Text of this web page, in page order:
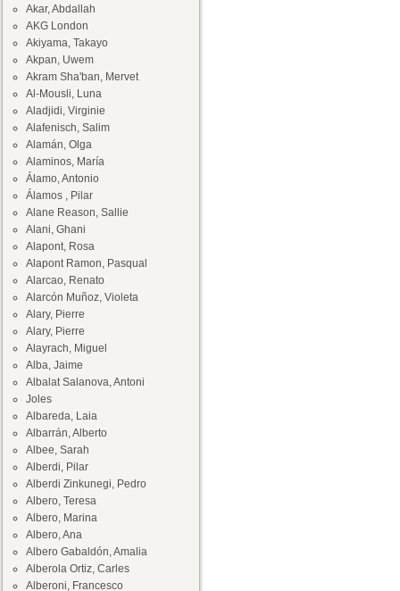
Akar, Abdallah
AKG London
Akiyama, Takayo
Akpan, Uwem
Akram Sha'ban, Mervet
Al-Mousli, Luna
Aladjidi, Virginie
Alafenisch, Salim
Alamán, Olga
Alaminos, María
Álamo, Antonio
Álamos , Pilar
Alane Reason, Sallie
Alani, Ghani
Alapont, Rosa
Alapont Ramon, Pasqual
Alarcao, Renato
Alarcón Muñoz, Violeta
Alary, Pierre
Alary, Pierre
Alayrach, Miguel
Alba, Jaime
Albalat Salanova, Antoni
Joles
Albareda, Laia
Albarrán, Alberto
Albee, Sarah
Alberdi, Pilar
Alberdi Zinkunegi, Pedro
Albero, Teresa
Albero, Marina
Albero, Ana
Albero Gabaldón, Amalia
Alberola Ortiz, Carles
Alberoni, Francesco